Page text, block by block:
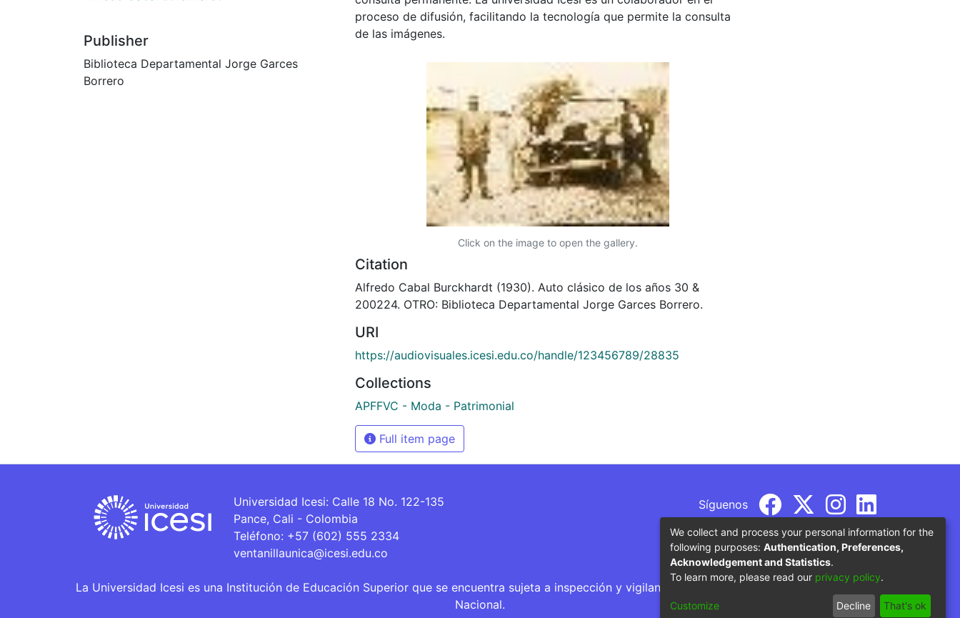
Publisher
Biblioteca Departamental Jorge Garces
Borrero
proceso de difusión, facilitando la tecnología que permite la consulta
de las imágenes.
Click on the image to open the gallery.
Citation
Alfredo Cabal Burckhardt (1930). Auto clásico de los años 30 &
200224. OTRO: Biblioteca Departamental Jorge Garces Borrero.
URI
https://audiovisuales.icesi.edu.co/handle/123456789/28835
Collections
APFFVC - Moda - Patrimonial
Full item page
Universidad Icesi: Calle 18 No. 122-135
Pance, Cali - Colombia
Teléfono: +57 (602) 555 2334
ventanillaunica@icesi.edu.co
Síguenos
La Universidad Icesi es una Institución de Educación Superior que se encuentra sujeta a inspección y vigilancia por parte del Ministerio de Educación
Nacional.
We collect and process your personal information for the
following purposes: Authentication, Preferences,
Acknowledgement and Statistics.
To learn more, please read our privacy policy.
Customize Decline That's ok